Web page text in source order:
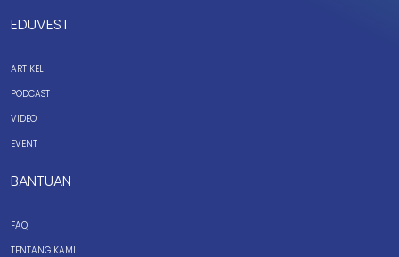
EDUVEST
ARTIKEL
PODCAST
VIDEO
EVENT
BANTUAN
FAQ
TENTANG KAMI